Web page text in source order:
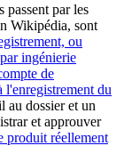
passent par les
Wikipédia, sont
ou
ingénierie
de
l'enregistrement du
au dossier et un
et approuver
produit réellement